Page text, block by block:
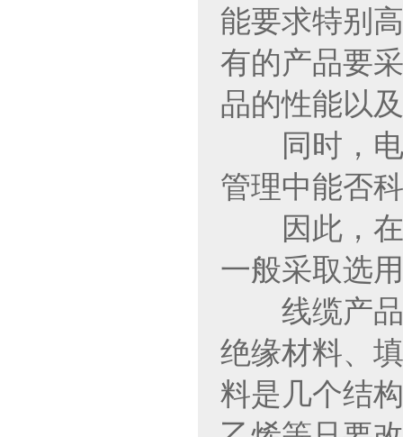
能要求特别
有的产品要
品的性能以
同时，电
管理中能否
因此，在
一般采取选
线缆产品
绝缘材料、
料是几个结